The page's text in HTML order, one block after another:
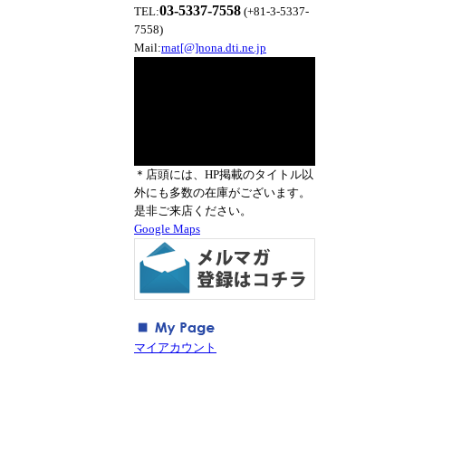
TEL:03-5337-7558 (+81-3-5337-
7558)
Mail:rnat[@]nona.dti.ne.jp
＊店頭には、HP掲載のタイトル以
外にも多数の在庫がございます。
是非ご来店ください。
Google Maps
マイアカウント